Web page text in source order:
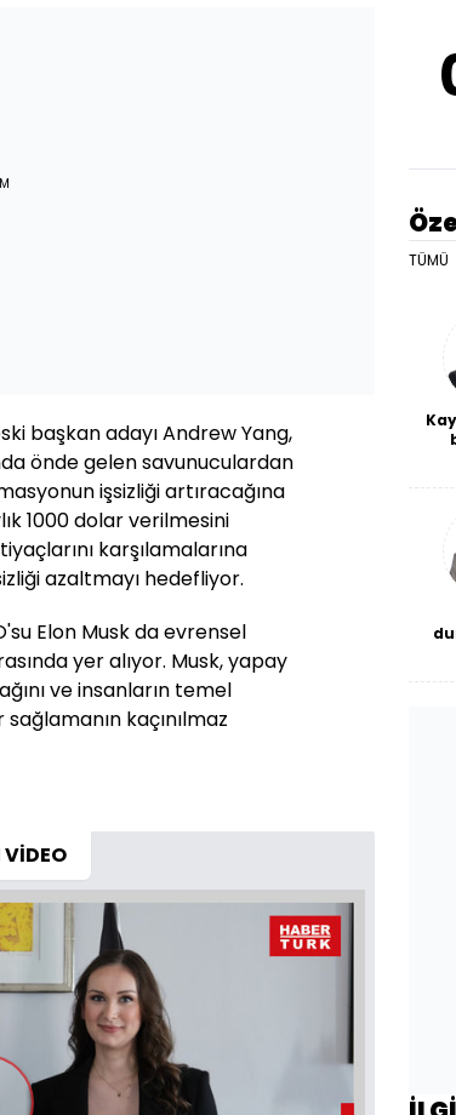
başkan adayı Andrew Yang,
önde gelen savunuculardan
işsizliği artıracağına
1000 dolar verilmesini
karşılamalarına
azaltmayı hedefliyor.
Elon Musk da evrensel
yer alıyor. Musk, yapay
ve insanların temel
kaçınılmaz
VİDEO
TÜMÜ